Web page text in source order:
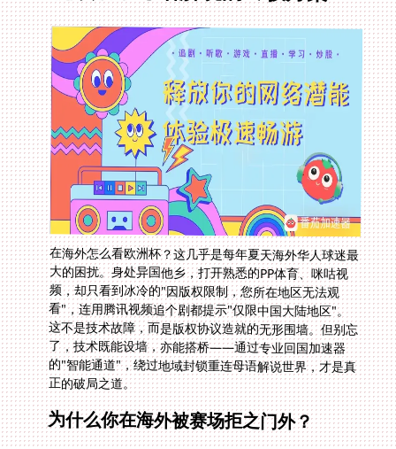
在海外怎么看欧洲杯？这几乎是每年夏天海外华人球迷最
大的困扰。身处异国他乡，打开熟悉的PP体育、咪咕视
频，却只看到冰冷的"因版权限制，您所在地区无法观
看"，连用腾讯视频追个剧都提示"仅限中国大陆地区"。
这不是技术故障，而是版权协议造就的无形围墙。但别忘
了，技术既能设墙，亦能搭桥——通过专业回国加速器
的"智能通道"，绕过地域封锁重连母语解说世界，才是真
正的破局之道。
为什么你在海外被赛场拒之门外？